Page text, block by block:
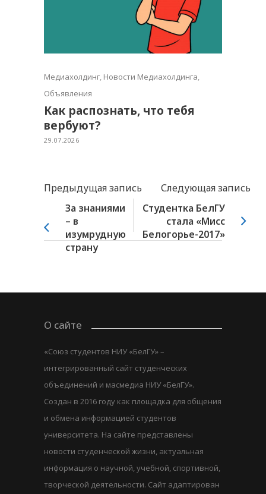
Медиахолдинг, Новости Медиахолдинга,
Объявления
Как распознать, что тебя
вербуют?
29.07.2026
Предыдущая запись
Следующая запись
За знаниями
– в
изумрудную
страну
Студентка БелГУ
стала «Мисс
Белогорье-2017»
О сайте
«Союз студентов НИУ «БелГУ» –
интегрированный сайт студенческих
объединений и масмедиа НИУ «БелГУ».
Создан в 2016 году как площадка для общения
и обмена информацией студентов
университета. На сайте представлены
новости студенческой жизни, актуальная
информация о научной, учебной, спортивной,
творческой деятельности. Сайт адаптирован